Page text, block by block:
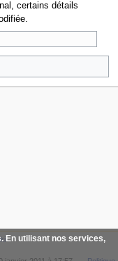
certains détails
En utilisant nos services,